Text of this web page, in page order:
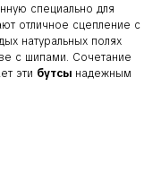
специально для
отличное сцепление с
натуральных полях
с шипами. Сочетание
эти бутсы надежным